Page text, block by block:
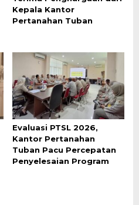
Kepala Kantor
Pertanahan Tuban
Evaluasi PTSL 2026,
Kantor Pertanahan
Tuban Pacu Percepatan
Penyelesaian Program